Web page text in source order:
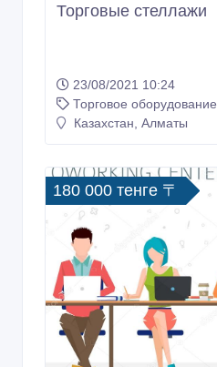
Торговые стеллажи
23/08/2021 10:24
Торговое оборудование
Казахстан, Алматы
180 000 тенге 〒